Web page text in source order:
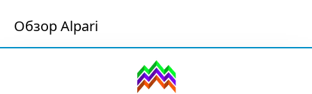
Обзор Alpari